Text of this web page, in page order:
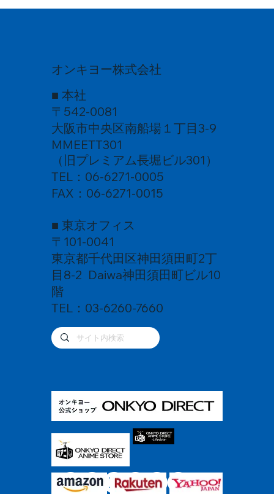
オンキヨー株式会社
■ 本社
〒542-0081
大阪市中央区南船場１丁目3-9
MMEETT301
（旧プレミアム長堀ビル301）
TEL：06-6271-0005
FAX：06-6271-0015
■ 東京オフィス
〒101-0041
東京都千代田区神田須田町2丁
目8-2 Daiwa神田須田町ビル10
階
TEL：03-6260-7660